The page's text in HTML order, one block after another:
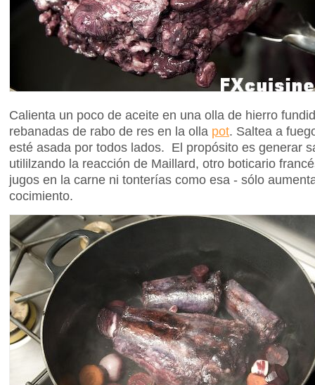
Calienta un poco de aceite en una olla de hierro
rebanadas de rabo de res en la olla pot. Saltea a
esté asada por todos lados. El propósito es generar
utililzando la reacción de Maillard, otro boticario
jugos en la carne ni tonterías como esa - sólo
cocimiento.